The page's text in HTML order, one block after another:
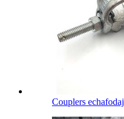
Couplers echafodaj